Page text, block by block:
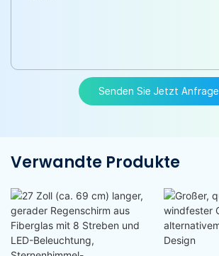
Senden Sie Jetzt Anfrage
Verwandte Produkte